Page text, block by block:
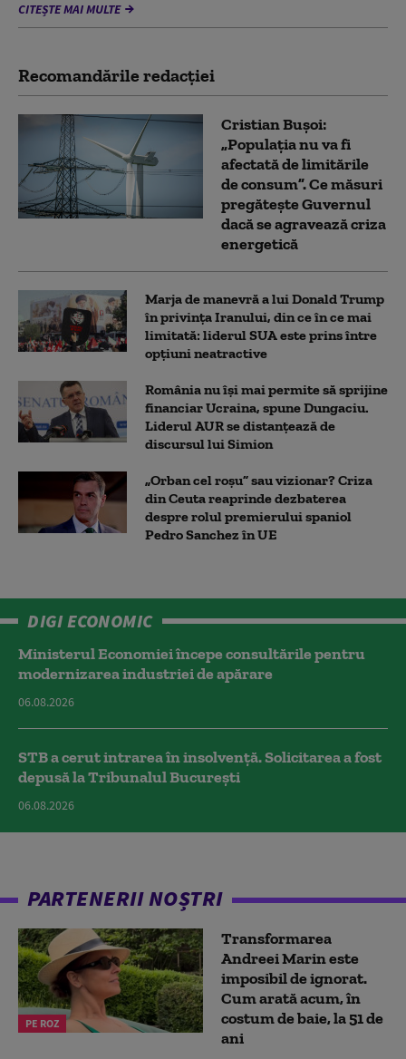
CITEȘTE MAI MULTE
Recomandările redacţiei
Cristian Bușoi:
„Populația nu va fi
afectată de limitările
de consum”. Ce măsuri
pregătește Guvernul
dacă se agravează criza
energetică
Marja de manevră a lui Donald Trump
în privința Iranului, din ce în ce mai
limitată: liderul SUA este prins între
opțiuni neatractive
România nu își mai permite să sprijine
financiar Ucraina, spune Dungaciu.
Liderul AUR se distanțează de
discursul lui Simion
„Orban cel roșu” sau vizionar? Criza
din Ceuta reaprinde dezbaterea
despre rolul premierului spaniol
Pedro Sanchez în UE
DIGI ECONOMIC
Ministerul Economiei începe consultările pentru
modernizarea industriei de apărare
06.08.2026
STB a cerut intrarea în insolvență. Solicitarea a fost
depusă la Tribunalul București
06.08.2026
PARTENERII NOȘTRI
PE ROZ
Transformarea
Andreei Marin este
imposibil de ignorat.
Cum arată acum, în
costum de baie, la 51 de
ani